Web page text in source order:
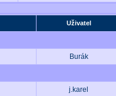
Uživatel
Burák
j.karel